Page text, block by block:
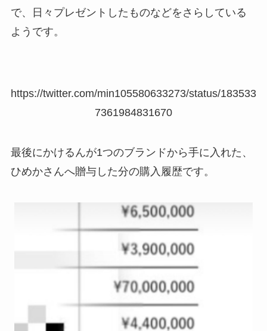
で、日々プレゼントしたものなどをさらしている
ようです。
https://twitter.com/min105580633273/status/183533
7361984831670
最後にかけるんが1つのブランドから手に入れた、
ひめかさんへ贈与した分の購入履歴です。